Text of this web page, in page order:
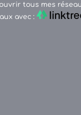
tous mes
avec :